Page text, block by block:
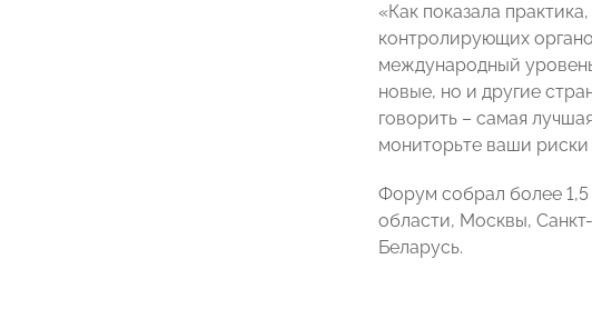
«Как показала
контролирующих
международный
новые, но и другие
говорить – самая
мониторьте ваши
Форум собрал более
области, Москвы,
Беларусь.